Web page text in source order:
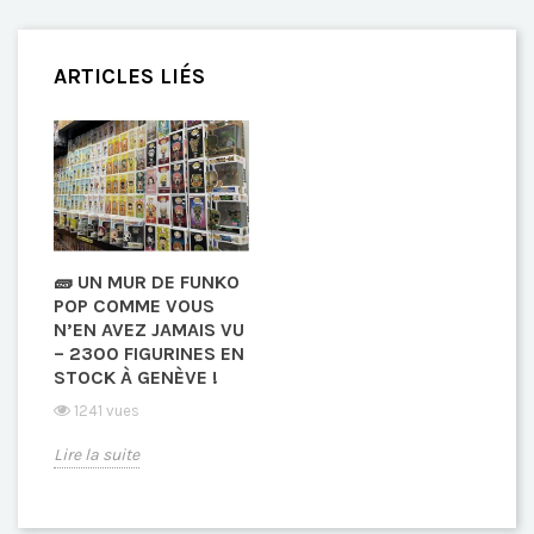
ARTICLES LIÉS
🧱 UN MUR DE FUNKO
POP COMME VOUS
N’EN AVEZ JAMAIS VU
– 2300 FIGURINES EN
STOCK À GENÈVE !
1241 vues
Lire la suite